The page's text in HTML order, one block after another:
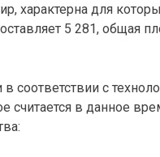
характерна для
5 281, общая
в соответствии с
считается в данное